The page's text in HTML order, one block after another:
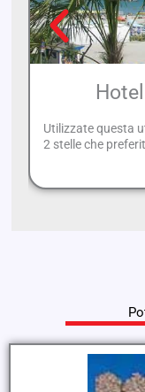
Utilizzate questa
2 stelle che